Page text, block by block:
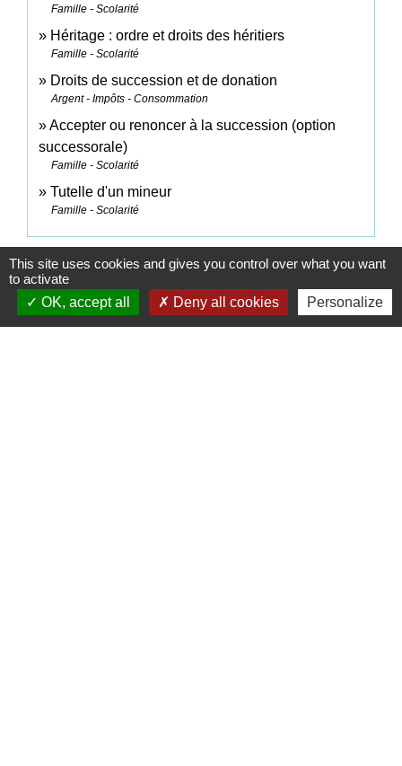
Famille - Scolarité
Héritage : ordre et droits des héritiers
Famille - Scolarité
Droits de succession et de donation
Argent - Impôts - Consommation
Accepter ou renoncer à la succession (option
successorale)
Famille - Scolarité
Tutelle d'un mineur
Famille - Scolarité
Comment faire si...
J'organise ma succession
This site uses cookies and gives you control over what you want
to activate
OK, accept all
Deny all cookies Personalize